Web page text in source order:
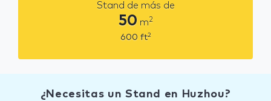
Stand de más de
50 m2
600 ft2
¿Necesitas un Stand en Huzhou?